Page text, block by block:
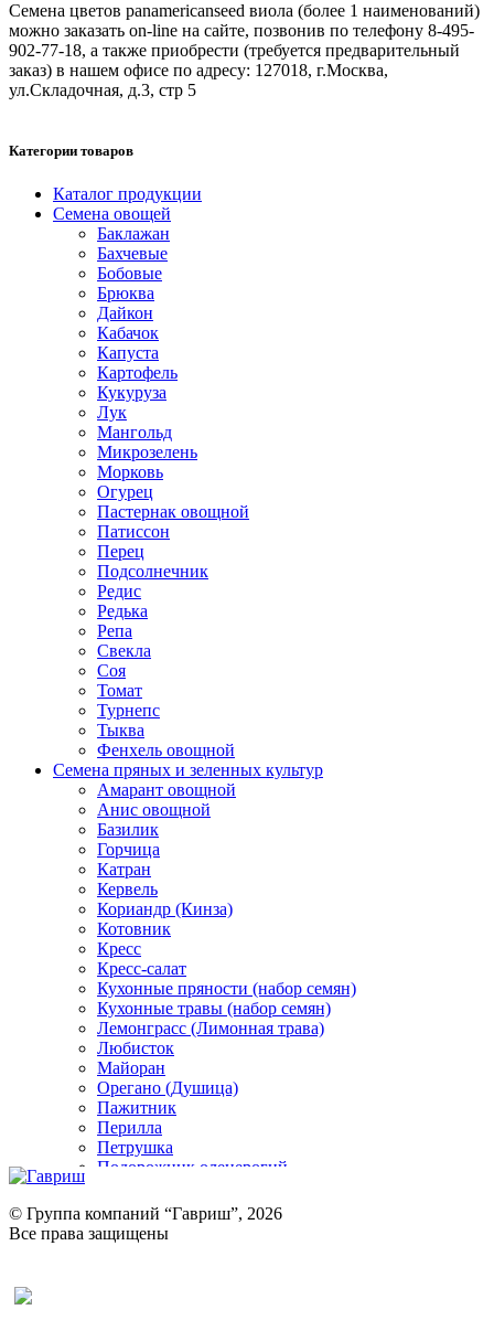
Семена цветов panamericanseed виола (более 1 наименований)
можно заказать on-line на сайте, позвонив по телефону 8-495-
902-77-18, а также приобрести (требуется предварительный
заказ) в нашем офисе по адресу: 127018, г.Москва,
ул.Складочная, д.3, стр 5
Категории товаров
Каталог продукции
Семена овощей
Баклажан
Бахчевые
Бобовые
Брюква
Дайкон
Кабачок
Капуста
Картофель
Кукуруза
Лук
Мангольд
Микрозелень
Морковь
Огурец
Пастернак овощной
Патиссон
Перец
Подсолнечник
Редис
Редька
Репа
Свекла
Соя
Томат
Турнепс
Тыква
Фенхель овощной
Семена пряных и зеленных культур
Амарант овощной
Анис овощной
Базилик
Горчица
Катран
Кервель
Кориандр (Кинза)
Котовник
Кресс
Кресс-салат
Кухонные пряности (набор семян)
Кухонные травы (набор семян)
Лемонграсс (Лимонная трава)
Любисток
Майоран
Орегано (Душица)
Пажитник
Перилла
Петрушка
Подорожник оленерогий
Ревень
Рукола
Рута
© Группа компаний “Гавриш”, 2026
Все права защищены